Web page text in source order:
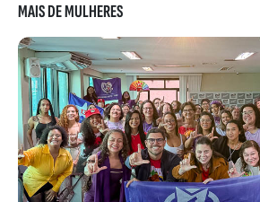
MAIS DE MULHERES